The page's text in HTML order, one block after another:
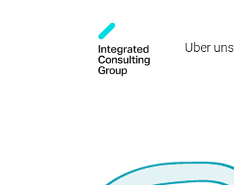
Über uns